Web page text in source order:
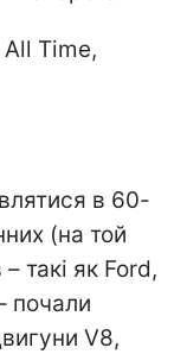
в 60-
(на той
такі як Ford,
почали
V8,